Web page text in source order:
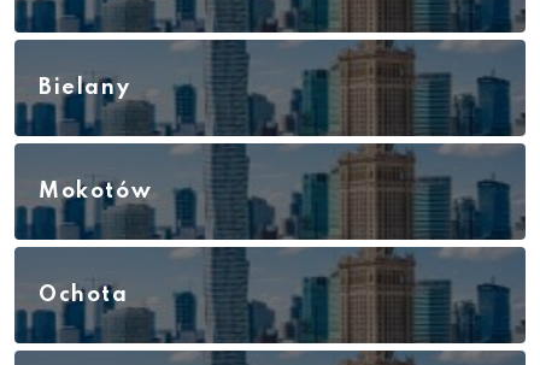
Bielany
Mokotów
Ochota